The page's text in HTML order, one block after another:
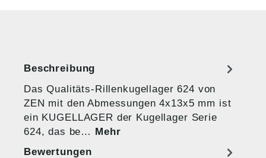
Beschreibung
Das Qualitäts-Rillenkugellager 624 von
ZEN mit den Abmessungen 4x13x5 mm ist
ein KUGELLAGER der Kugellager Serie
624, das be… Mehr
Bewertungen